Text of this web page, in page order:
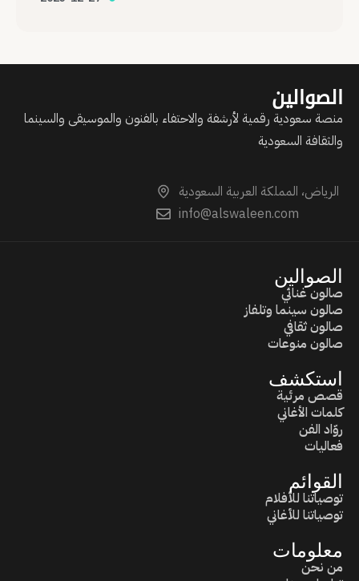
الصوالين
منصة سعودية رقمية لأرشفة والاحتفاء بالفنون والموسيقى والسينما
والثقافة السعودية
الرياض، المملكة العربية السعودية
info@alswaleen.com
الصوالين
صالون غنائي
صالون سينما وتلفاز
صالون ثقافي
صالون منوعات
استكشف
قصص مرئية
كلمات الأغاني
روّاد الفن
فعاليات
القوائم
توصياتنا للأفلام
توصياتنا للأغاني
معلومات
من نحن